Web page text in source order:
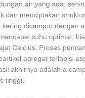
air yang ada,
dan menciptakan
kering dicampur dengan
suhu optimal,
Celcius. Proses
agregat terlapisi
akhirnya adalah a
tinggi.